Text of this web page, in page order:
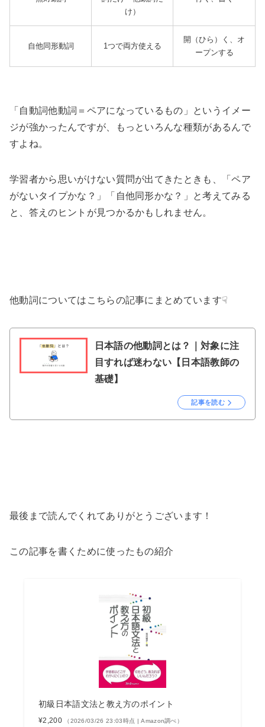
け）
自他同形動詞 1つで両方使える
開（ひら）く、オ
ープンする
「自動詞他動詞＝ペアになっているもの」というイメー
ジが強かったんですが、もっといろんな種類があるんで
すよね。
学習者から思いがけない質問が出てきたときも、「ペア
がないタイプかな？」「自他同形かな？」と考えてみる
と、答えのヒントが見つかるかもしれません。
他動詞についてはこちらの記事にまとめています☟
日本語の他動詞とは？｜対象に注
目すれば迷わない【日本語教師の
基礎】
記事を読む
最後まで読んでくれてありがとうございます！
この記事を書くために使ったもの紹介
初級日本語文法と教え方のポイント
¥2,200 （2026/03/26 23:03時点 | Amazon調べ）